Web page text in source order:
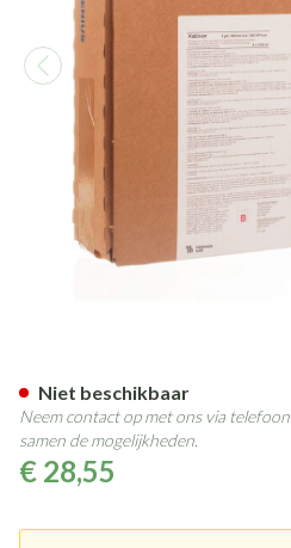
€ 28,55
Niet beschikbaar
Neem contact op met ons via
samen de mogelijkheden.